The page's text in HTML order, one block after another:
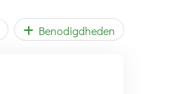
Benodigdheden